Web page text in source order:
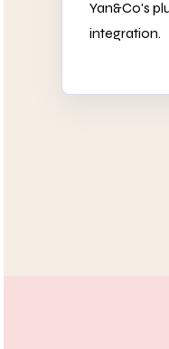
Yan&Co's
integration.